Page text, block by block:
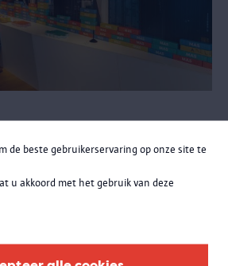
de beste gebruikerservaring op onze site te
u akkoord met het gebruik van deze
gaan samen met hun (groot) ouders op
Onderweg krijgen ze allerlei